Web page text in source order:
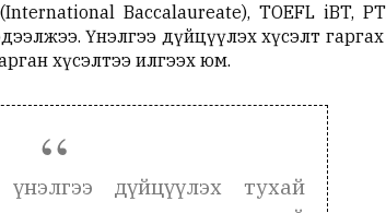
Baccalaureate), TOEFL iBT,
Үнэлгээ дүйцүүлэх хүсэлт
хүсэлтээ илгээх юм.
дүйцүүлэх тухай